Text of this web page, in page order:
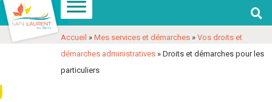
Aller
à
la
Aller
au
contenu
Voir
les
coordonnées

Accueil » Mes services et démarches » Vos droits et
démarches administratives » Droits et démarches pour les
particuliers